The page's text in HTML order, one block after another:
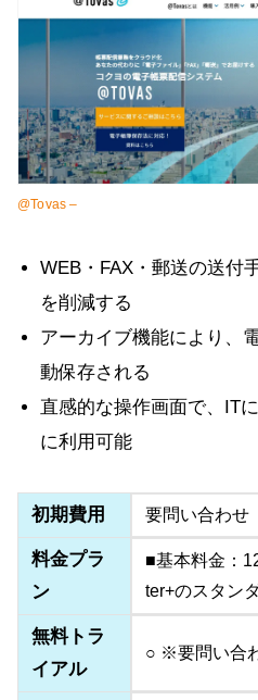
@Tovas –
WEB・FAX・郵送の送付
を削減する
アーカイブ機能により、
動保存される
直感的な操作画面で、IT
に利用可能
初期費用 要問い合わせ
料金プラ
ン
■基本料金：
ter+のスタン
無料トラ
イアル
○ ※要問い合